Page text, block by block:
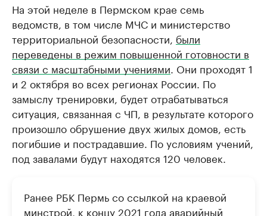
На этой неделе в Пермском крае семь
ведомств, в том числе МЧС и министерство
территориальной безопасности, были
переведены в режим повышенной готовности в
связи с масштабными учениями . Они проходят 1
и 2 октября во всех регионах России. По
замыслу тренировки, будет отрабатываться
ситуация, связанная с ЧП, в результате которого
произошло обрушение двух жилых домов, есть
погибшие и пострадавшие. По условиям учений,
под завалами будут находятся 120 человек.
Ранее РБК Пермь со ссылкой на краевой
минстрой, к концу 2021 года аварийный